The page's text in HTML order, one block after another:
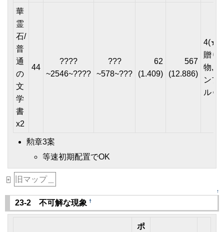
華
霊
石/
普
通
の
文
学
書
x2
44
????
~2546~????
???
~578~???
62
(1.409)
567
(12.886)
贈り
物,ア
ンプ
ルゥ)
勲章3案
等速初期配置でOK
+ 旧マップ＿
↑
23-2 不可解な現象 †
ポ